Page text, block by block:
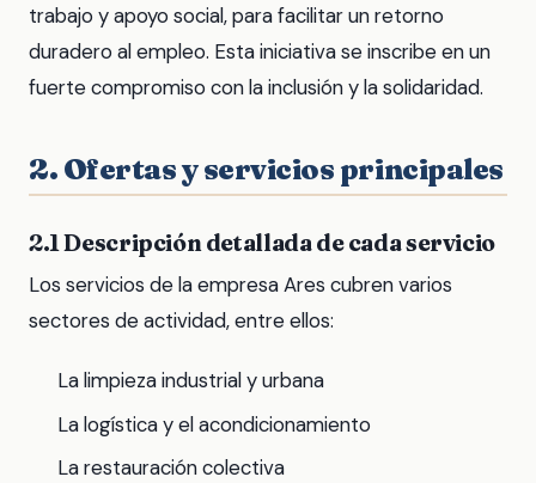
trabajo y apoyo social, para facilitar un retorno
duradero al empleo. Esta iniciativa se inscribe en un
fuerte compromiso con la inclusión y la solidaridad.
2. Ofertas y servicios principales
2.1 Descripción detallada de cada servicio
Los servicios de la empresa Ares cubren varios
sectores de actividad, entre ellos:
La limpieza industrial y urbana
La logística y el acondicionamiento
La restauración colectiva